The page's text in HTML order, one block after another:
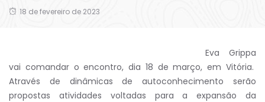
18 de fevereiro de 2023
Eva Grippa
vai comandar o encontro, dia 18 de março, em Vitória.
Através de dinâmicas de autoconhecimento serão
propostas atividades voltadas para a expansão da